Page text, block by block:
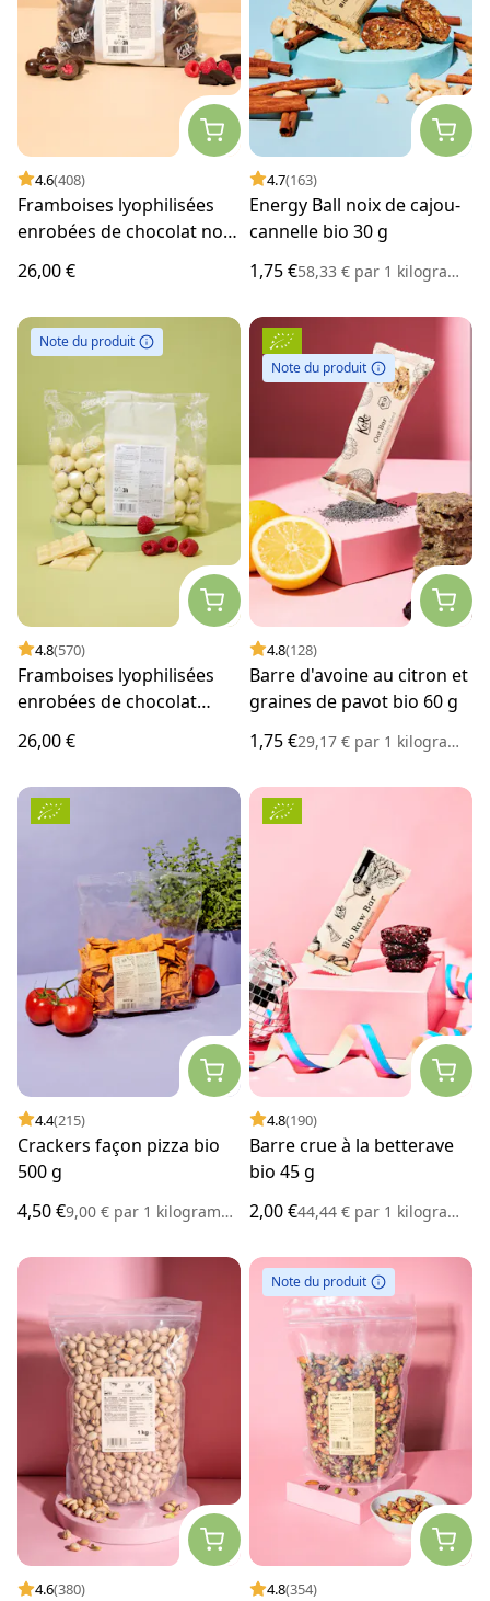
4.6(408)
Framboises lyophilisées
enrobées de chocolat noir
26,00 €
4.7(163)
Energy Ball noix de cajou-
cannelle bio 30 g
1,75 €58,33 € par 1 kilogramme
Note du produit
4.8(570)
Framboises lyophilisées
enrobées de chocolat
26,00 €
Note du produit
4.8(128)
Barre d'avoine au citron et
graines de pavot bio 60 g
1,75 €29,17 € par 1 kilogramme
4.4(215)
Crackers façon pizza bio
500 g
4,50 €9,00 € par 1 kilogramme
4.8(190)
Barre crue à la betterave
bio 45 g
2,00 €44,44 € par 1 kilogramme
4.6(380)
Note du produit
4.8(354)